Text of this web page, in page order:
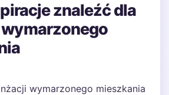
znaleźć dla
wymarzonego mieszkania